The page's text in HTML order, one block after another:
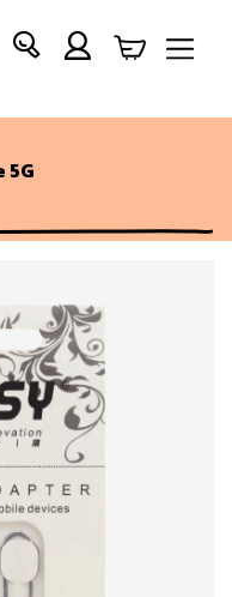
5G